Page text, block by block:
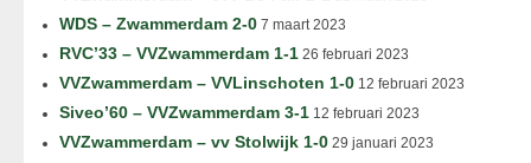
WDS – Zwammerdam 2-0 7 maart 2023
RVC’33 – VVZwammerdam 1-1 26 februari 2023
VVZwammerdam – VVLinschoten 1-0 12 februari 2023
Siveo’60 – VVZwammerdam 3-1 12 februari 2023
VVZwammerdam – vv Stolwijk 1-0 29 januari 2023